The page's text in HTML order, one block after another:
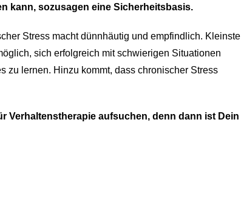
kann, sozusagen eine Sicherheitsbasis.
Stress macht dünnhäutig und empfindlich. Kleinste
sich erfolgreich mit schwierigen Situationen
zu lernen. Hinzu kommt, dass chronischer Stress
Verhaltenstherapie aufsuchen, denn dann ist Dein